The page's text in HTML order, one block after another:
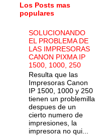
Los Posts mas
populares
SOLUCIONANDO
EL PROBLEMA DE
LAS IMPRESORAS
CANON PIXMA IP
1500, 1000, 250
Resulta que las
Impresoras Canon
IP 1500, 1000 y 250
tienen un problemilla
despues de un
cierto numero de
impresiones, la
impresora no qui...